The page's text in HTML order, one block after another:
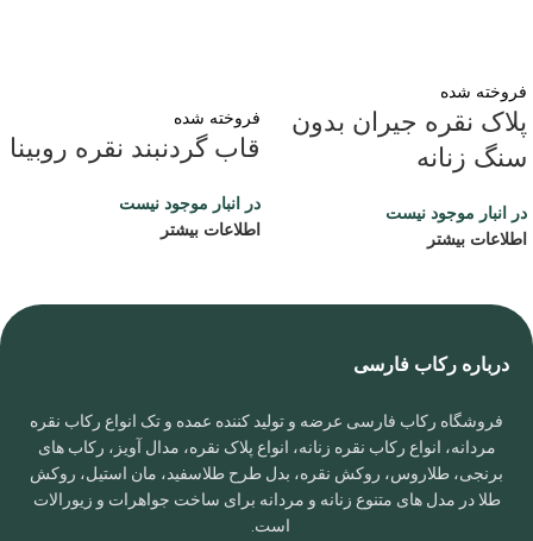
فروخته شده
پلاک نقره جیران بدون
سنگ زنانه
در انبار موجود نیست
اطلاعات بیشتر
فروخته شده
قاب گردنبند نقره روبینا
در انبار موجود نیست
اطلاعات بیشتر
درباره رکاب فارسی
فروشگاه رکاب فارسی عرضه و تولید کننده عمده و تک انواع رکاب نقره
مردانه، انواع رکاب نقره زنانه، انواع پلاک نقره، مدال آویز، رکاب های
برنجی، طلاروس، روکش نقره، بدل طرح طلاسفید، مان استیل، روکش
طلا در مدل های متنوع زنانه و مردانه برای ساخت جواهرات و زیورالات
است.